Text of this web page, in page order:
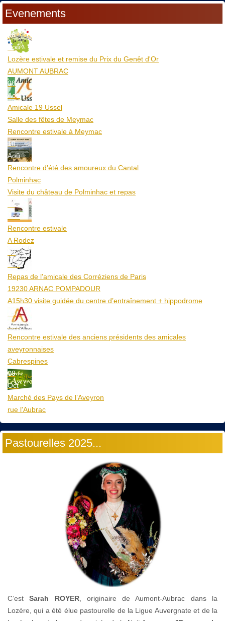
Evenements
06
Aoû
Lozère estivale et remise du Prix du Genêt d'Or
AUMONT AUBRAC
08
Aoû
Amicale 19 Ussel
Salle des fêtes de Meymac
Rencontre estivale à Meymac
10
Aoû
Rencontre d'été des amoureux du Cantal
Polminhac
Visite du château de Polminhac et repas
12
Aoû
Rencontre estivale
A Rodez
23
Aoû
Repas de l'amicale des Corréziens de Paris
19230 ARNAC POMPADOUR
A15h30 visite guidée du centre d’entraînement + hippodrome
25
Aoû
Rencontre estivale des anciens présidents des amicales
aveyronnaises
Cabrespines
09
Oct
Marché des Pays de l’Aveyron
rue l'Aubrac
Pastourelles 2025...
C’estSarah ROYER, originaire de Aumont-Aubrac dans la
Lozère, qui a été élue pastourelle de la Ligue Auvergnate et de la